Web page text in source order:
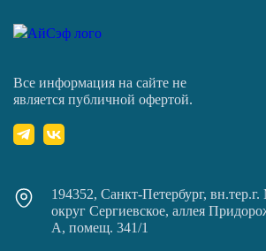
Все информация на сайте не
является публичной офертой.
194352, Санкт-Петербург,
округ Сергиевское, аллея
А, помещ. 341/1